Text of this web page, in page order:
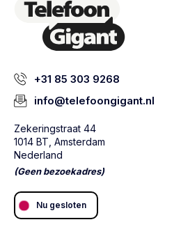
+31 85 303 9268
info@telefoongigant.nl
Zekeringstraat 44
1014 BT, Amsterdam
Nederland
(Geen bezoekadres)
Nu gesloten